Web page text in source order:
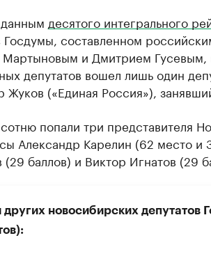
десятого интегрального
Госдумы, составленном
и Дмитрием Гусевым,
депутатов вошел лишь один
Жуков («Единая Россия»),
попали три представителя
Александр Карелин (62 место и
(29 баллов) и Виктор Игнатов (29
новосибирских депутатов